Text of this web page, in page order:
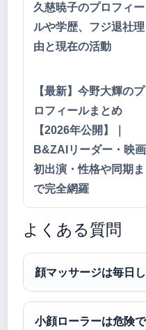
久慈暁子のプロフィー
ルや学歴、フジ退社理
由と現在の活動
【最新】今野大輝のプ
ロフィールまとめ
【2026年公開】｜
B&ZAIリーダー・映画
初出演・性格や同期ま
で完全網羅
よくある質問
顔マッサージは毎日
小顔ローラーは危険